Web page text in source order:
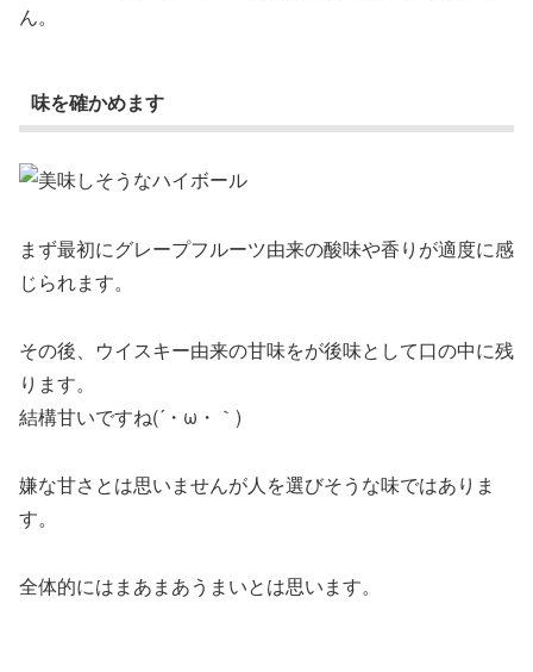
ん。
味を確かめます
まず最初にグレープフルーツ由来の酸味や香りが適度に感
じられます。
その後、ウイスキー由来の甘味をが後味として口の中に残
ります。
結構甘いですね(´・ω・｀)
嫌な甘さとは思いませんが人を選びそうな味ではありま
す。
全体的にはまあまあうまいとは思います。